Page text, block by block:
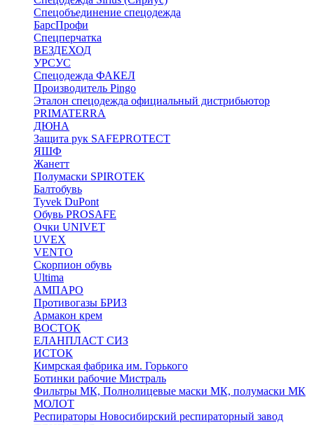
Спецобъединение спецодежда
БарсПрофи
Спецперчатка
ВЕЗДЕХОД
УРСУС
Спецодежда ФАКЕЛ
Производитель Pingo
Эталон спецодежда официальный дистрибьютор
PRIMATERRA
ДЮНА
Защита рук SAFEPROTECT
ЯШФ
Жанетт
Полумаски SPIROTEK
Балтобувь
Tyvek DuPont
Обувь PROSAFE
Очки UNIVET
UVEX
VENTO
Скорпион обувь
Ultima
АМПАРО
Противогазы БРИЗ
Армакон крем
ВОСТОК
ЕЛАНПЛАСТ СИЗ
ИСТОК
Кимрская фабрика им. Горького
Ботинки рабочие Мистраль
Фильтры МК, Полнолицевые маски МК, полумаски МК
МОЛОТ
Респираторы Новосибирский респираторный завод